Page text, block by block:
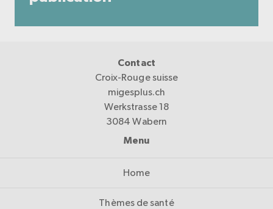
Contact
Croix-Rouge suisse
migesplus.ch
Werkstrasse 18
3084 Wabern
Menu
Home
Thèmes de santé